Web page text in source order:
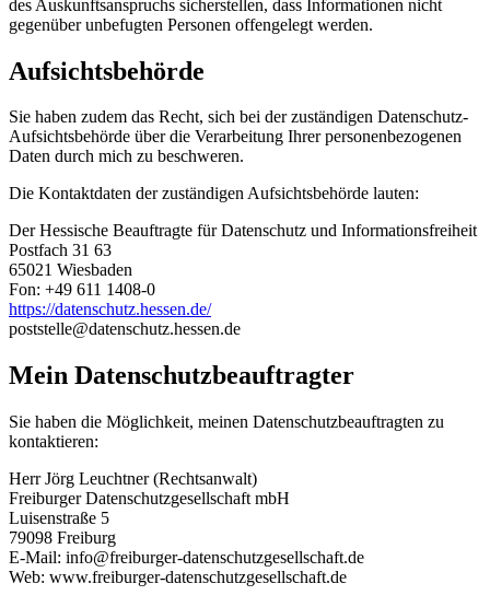
des Auskunftsanspruchs sicherstellen, dass Informationen nicht
gegenüber unbefugten Personen offengelegt werden.
Aufsichtsbehörde
Sie haben zudem das Recht, sich bei der zuständigen Datenschutz-
Aufsichtsbehörde über die Verarbeitung Ihrer personenbezogenen
Daten durch mich zu beschweren.
Die Kontaktdaten der zuständigen Aufsichtsbehörde lauten:
Der Hessische Beauftragte für Datenschutz und Informationsfreiheit
Postfach 31 63
65021 Wiesbaden
Fon: +49 611 1408-0
https://datenschutz.hessen.de/
poststelle@datenschutz.hessen.de
Mein Datenschutzbeauftragter
Sie haben die Möglichkeit, meinen Datenschutzbeauftragten zu
kontaktieren:
Herr Jörg Leuchtner (Rechtsanwalt)
Freiburger Datenschutzgesellschaft mbH
Luisenstraße 5
79098 Freiburg
E-Mail: info@freiburger-datenschutzgesellschaft.de
Web: www.freiburger-datenschutzgesellschaft.de